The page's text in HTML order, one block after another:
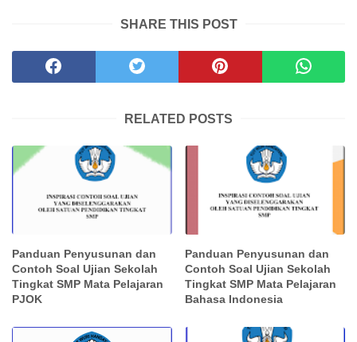
SHARE THIS POST
RELATED POSTS
Panduan Penyusunan dan
Contoh Soal Ujian Sekolah
Tingkat SMP Mata Pelajaran
PJOK
Panduan Penyusunan dan
Contoh Soal Ujian Sekolah
Tingkat SMP Mata Pelajaran
Bahasa Indonesia